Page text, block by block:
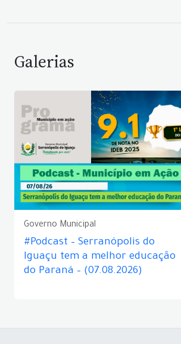
Galerias
Governo Municipal
#Podcast – Serranópolis do
Iguaçu tem a melhor educação
do Paraná – (07.08.2026)